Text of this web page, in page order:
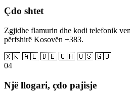
Çdo shtet
Zgjidhe flamurin dhe kodi telefonik
përfshirë Kosovën +383.
🇽🇰 🇦🇱 🇩🇪 🇨🇭 🇺🇸 🇬🇧
04
Një llogari, çdo pajisje